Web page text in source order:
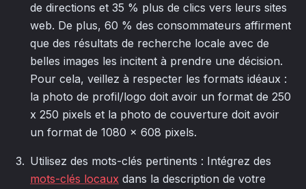
de directions et 35 % plus de clics vers leurs sites
web. De plus, 60 % des consommateurs affirment
que des résultats de recherche locale avec de
belles images les incitent à prendre une décision.
Pour cela, veillez à respecter les formats idéaux :
la photo de profil/logo doit avoir un format de 250
x 250 pixels et la photo de couverture doit avoir
un format de 1080 x 608 pixels.
Utilisez des mots-clés pertinents : Intégrez des
mots-clés locaux dans la description de votre